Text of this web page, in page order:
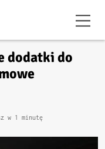
dodatki do
w 1 minutę